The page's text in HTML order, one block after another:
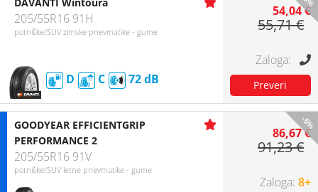
205/55R16 91H
potniške/SUV zimske pnevmatike - gume
D C 72
54,04 €
55,71 €
-5%
GOODYEAR EFFICIENTGRIP
PERFORMANCE 2
205/55R16 91V
potniške/SUV letne pnevmatike - gume
86,67 €
91,23 €
8+